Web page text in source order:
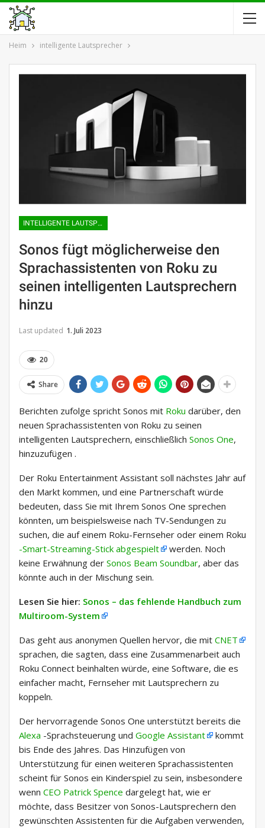
Heim intelligente Lautsprecher
INTELLIGENTE LAUTSPRECHER
Sonos fügt möglicherweise den
Sprachassistenten von Roku zu
seinen intelligenten Lautsprechern
hinzu
Last updated 1. Juli 2023
20
Share
Berichten zufolge spricht Sonos mit Roku darüber, den
neuen Sprachassistenten von Roku zu seinen
intelligenten Lautsprechern, einschließlich Sonos One,
hinzuzufügen .
Der Roku Entertainment Assistant soll nächstes Jahr auf
den Markt kommen, und eine Partnerschaft würde
bedeuten, dass Sie mit Ihrem Sonos One sprechen
könnten, um beispielsweise nach TV-Sendungen zu
suchen, die auf einem Roku-Fernseher oder einem Roku
-Smart-Streaming-Stick abgespielt
werden. Noch
keine Erwähnung der Sonos Beam Soundbar, aber das
könnte auch in der Mischung sein.
Lesen Sie hier: Sonos – das fehlende Handbuch zum
Multiroom-System
Das geht aus anonymen Quellen hervor, die mit CNET
sprachen, die sagten, dass eine Zusammenarbeit auch
Roku Connect beinhalten würde, eine Software, die es
einfacher macht, Fernseher mit Lautsprechern zu
koppeln.
Der hervorragende Sonos One unterstützt bereits die
Alexa -Sprachsteuerung und Google Assistant
kommt
bis Ende des Jahres. Das Hinzufügen von
Unterstützung für einen weiteren Sprachassistenten
scheint für Sonos ein Kinderspiel zu sein, insbesondere
wenn CEO Patrick Spence dargelegt hat, wie er
möchte, dass Besitzer von Sonos-Lautsprechern den
gewünschten Assistenten für die Aufgaben verwenden,